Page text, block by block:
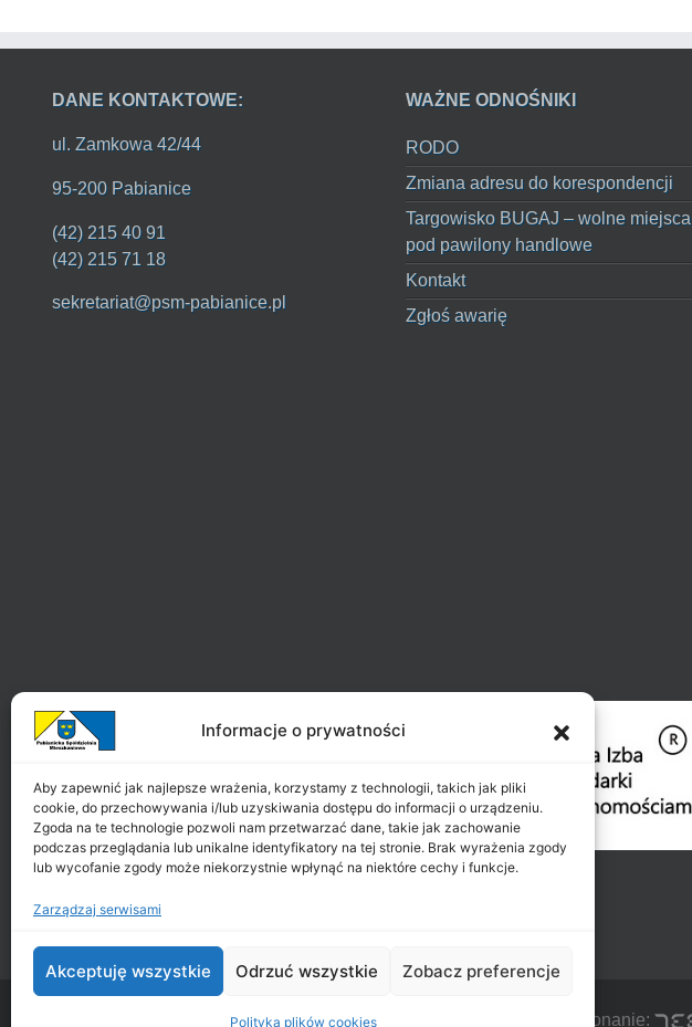
Informacje o prywatności
Aby zapewnić jak najlepsze wrażenia, korzystamy z technologii, takich jak pliki
cookie, do przechowywania i/lub uzyskiwania dostępu do informacji o urządzeniu.
Zgoda na te technologie pozwoli nam przetwarzać dane, takie jak zachowanie
podczas przeglądania lub unikalne identyfikatory na tej stronie. Brak wyrażenia zgody
lub wycofanie zgody może niekorzystnie wpłynąć na niektóre cechy i funkcje.
Zarządzaj serwisami
Akceptuję wszystkie Odrzuć wszystkie Zobacz preferencje
Polityka plików cookies
DANE KONTAKTOWE:
ul. Zamkowa 42/44
95-200 Pabianice
(42) 215 40 91
(42) 215 71 18
sekretariat@psm-pabianice.pl
WAŻNE ODNOŚNIKI
RODO
Zmiana adresu do korespondencji
Targowisko BUGAJ – wolne miejsca
pod pawilony handlowe
Kontakt
Zgłoś awarię
2026 | All Rights Reserved Projekt i wykonanie: